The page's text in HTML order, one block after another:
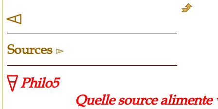
Sources
Philo5
Quelle source alimente